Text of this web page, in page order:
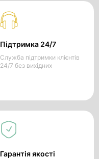
Підтримка 24/7
Служба підтримки клієнтів
24/7 без вихідних
Гарантія якості